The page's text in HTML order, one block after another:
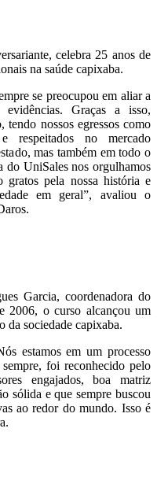
celebra 25 anos de
na saúde capixaba.
se preocupou em aliar a
Graças a isso,
tendo nossos egressos como
respeitados no mercado
mas também em todo o
do UniSales nos orgulhamos
gratos pela nossa história e
em geral”, avaliou o
Garcia, coordenadora do
2006, o curso alcançou um
da sociedade capixaba.
estamos em um processo
foi reconhecido pelo
engajados, boa matriz
sólida e que sempre buscou
ao redor do mundo. Isso é